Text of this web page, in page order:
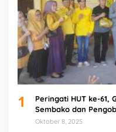
1
Peringati HUT ke-61,
Sembako dan
Oktober 8, 2025